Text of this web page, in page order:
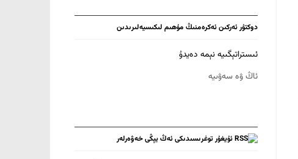
دوكتۇر ئەركىن ئەكرەمنىڭ مۇھىم لىكىسيەلىرىدىن
ئىستراتېگىيە نېمە دەيدۇ
ئاڭ ۋە سەۋىيە
ئۇيغۇر توغرىسىدىكى ئەڭ يېڭى خەۋەرلەر